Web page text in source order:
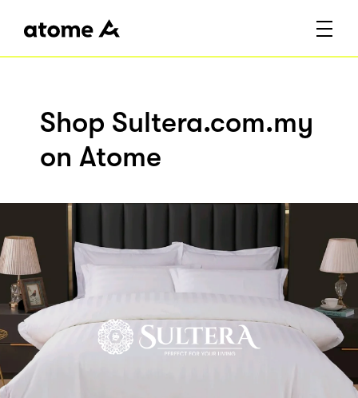
Shop Sultera.com.my
on Atome